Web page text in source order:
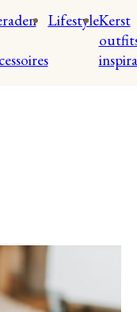
LifestyleKerst